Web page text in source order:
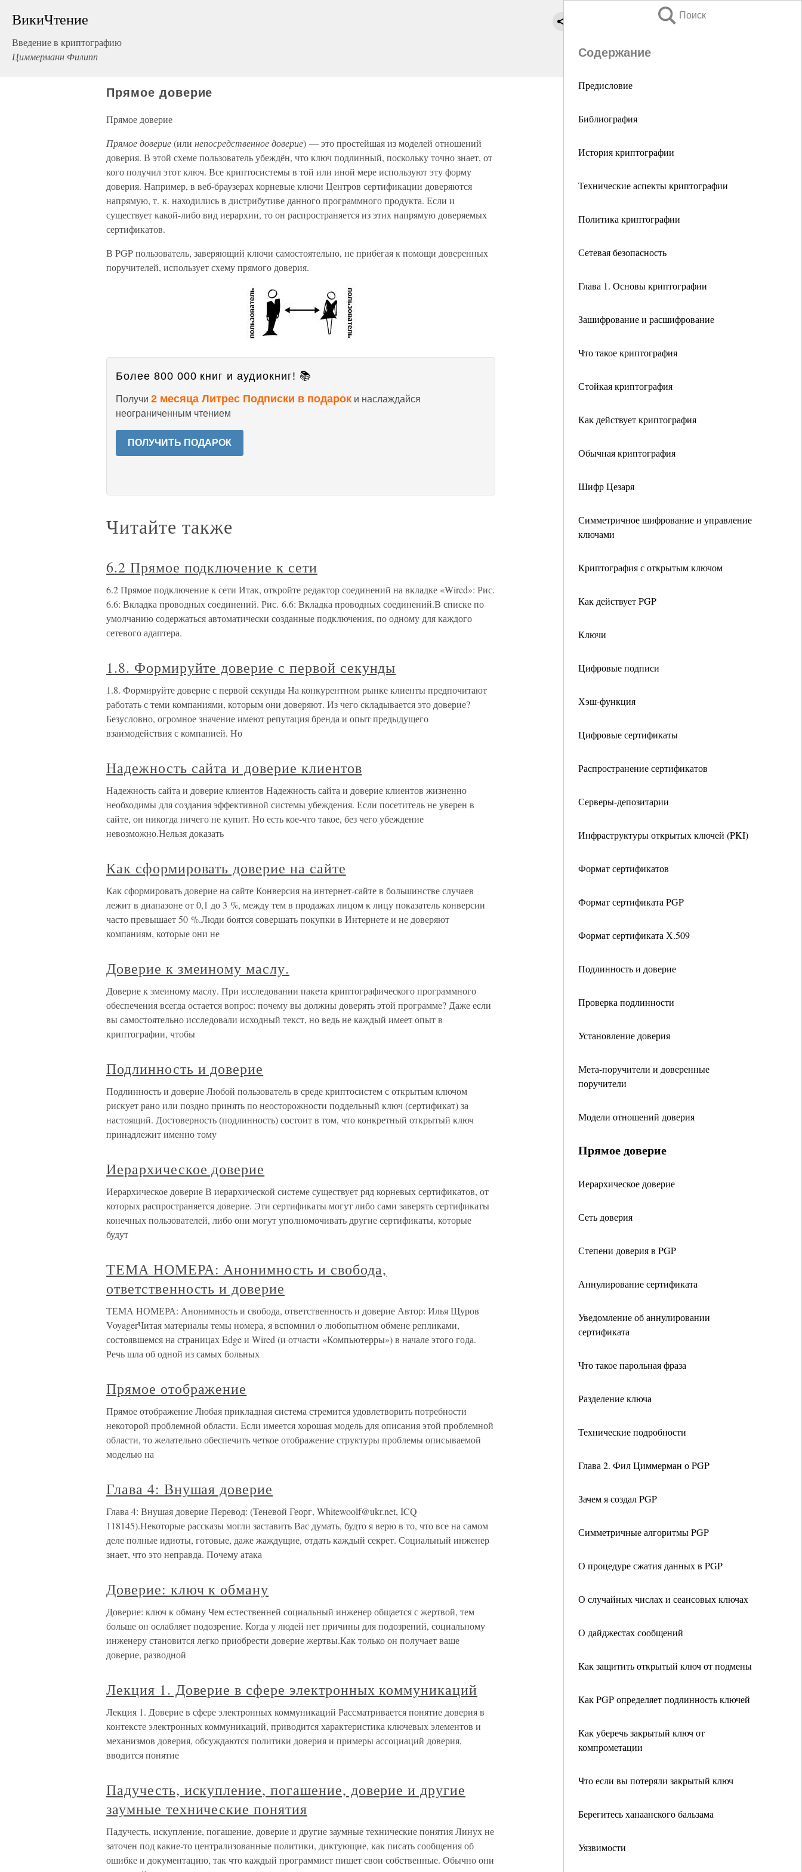
ВикиЧтение
Введение в криптографию
Циммерманн Филипп
Поиск
Содержание
Предисловие
Библиография
История криптографии
Технические аспекты криптографии
Политика криптографии
Сетевая безопасность
Глава 1. Основы криптографии
Зашифрование и расшифрование
Что такое криптография
Стойкая криптография
Как действует криптография
Обычная криптография
Шифр Цезаря
Симметричное шифрование и управление
ключами
Криптография с открытым ключом
Как действует PGP
Ключи
Цифровые подписи
Хэш-функция
Цифровые сертификаты
Распространение сертификатов
Серверы-депозитарии
Инфраструктуры открытых ключей (PKI)
Формат сертификатов
Формат сертификата PGP
Формат сертификата Х.509
Подлинность и доверие
Проверка подлинности
Установление доверия
Мета-поручители и доверенные
поручители
Модели отношений доверия
Прямое доверие
Иерархическое доверие
Сеть доверия
Степени доверия в PGP
Аннулирование сертификата
Уведомление об аннулировании
сертификата
Что такое парольная фраза
Разделение ключа
Технические подробности
Глава 2. Фил Циммерман о PGP
Зачем я создал PGP
Симметричные алгоритмы PGP
О процедуре сжатия данных в PGP
О случайных числах и сеансовых ключах
О дайджестах сообщений
Как защитить открытый ключ от подмены
Как PGP определяет подлинность ключей
Как уберечь закрытый ключ от
компрометации
Что если вы потеряли закрытый ключ
Берегитесь ханаанского бальзама
Уязвимости
Прямое доверие
Прямое доверие
Прямое доверие(или непосредственное доверие) — это простейшая из моделей отношений
доверия. В этой схеме пользователь убеждён, что ключ подлинный, поскольку точно знает, от
кого получил этот ключ. Все криптосистемы в той или иной мере используют эту форму
доверия. Например, в веб-браузерах корневые ключи Центров сертификации доверяются
напрямую, т. к. находились в дистрибутиве данного программного продукта. Если и
существует какой-либо вид иерархии, то он распространяется из этих напрямую доверяемых
сертификатов.
В PGP пользователь, заверяющий ключи самостоятельно, не прибегая к помощи доверенных
поручителей, использует схему прямого доверия.
Более 800 000 книг и аудиокниг! 📚
Получи 2 месяца Литрес Подписки в подарок и наслаждайся
неограниченным чтением
ПОЛУЧИТЬ ПОДАРОК
Читайте также
6.2 Прямое подключение к сети
6.2 Прямое подключение к сети Итак, откройте редактор соединений на вкладке «Wired»: Рис.
6.6: Вкладка проводных соединений. Рис. 6.6: Вкладка проводных соединений.В списке по
умолчанию содержаться автоматически созданные подключения, по одному для каждого
сетевого адаптера.
1.8. Формируйте доверие с первой секунды
1.8. Формируйте доверие с первой секунды На конкурентном рынке клиенты предпочитают
работать с теми компаниями, которым они доверяют. Из чего складывается это доверие?
Безусловно, огромное значение имеют репутация бренда и опыт предыдущего
взаимодействия с компанией. Но
Надежность сайта и доверие клиентов
Надежность сайта и доверие клиентов Надежность сайта и доверие клиентов жизненно
необходимы для создания эффективной системы убеждения. Если посетитель не уверен в
сайте, он никогда ничего не купит. Но есть кое-что такое, без чего убеждение
невозможно.Нельзя доказать
Как сформировать доверие на сайте
Как сформировать доверие на сайте Конверсия на интернет-сайте в большинстве случаев
лежит в диапазоне от 0,1 до 3 %, между тем в продажах лицом к лицу показатель конверсии
часто превышает 50 %.Люди боятся совершать покупки в Интернете и не доверяют
компаниям, которые они не
Доверие к змеиному маслу.
Доверие к змеиному маслу. При исследовании пакета криптографического программного
обеспечения всегда остается вопрос: почему вы должны доверять этой программе? Даже если
вы самостоятельно исследовали исходный текст, но ведь не каждый имеет опыт в
криптографии, чтобы
Подлинность и доверие
Подлинность и доверие Любой пользователь в среде криптосистем с открытым ключом
рискует рано или поздно принять по неосторожности поддельный ключ (сертификат) за
настоящий. Достоверность (подлинность) состоит в том, что конкретный открытый ключ
принадлежит именно тому
Иерархическое доверие
Иерархическое доверие В иерархической системе существует ряд корневых сертификатов, от
которых распространяется доверие. Эти сертификаты могут либо сами заверять сертификаты
конечных пользователей, либо они могут уполномочивать другие сертификаты, которые
будут
ТЕМА НОМЕРА: Анонимность и свобода,
ответственность и доверие
ТЕМА НОМЕРА: Анонимность и свобода, ответственность и доверие Автор: Илья Щуров
VoyagerЧитая материалы темы номера, я вспомнил о любопытном обмене репликами,
состоявшемся на страницах Edge и Wired (и отчасти «Компьютерры») в начале этого года.
Речь шла об одной из самых больных
Прямое отображение
Прямое отображение Любая прикладная система стремится удовлетворить потребности
некоторой проблемной области. Если имеется хорошая модель для описания этой проблемной
области, то желательно обеспечить четкое отображение структуры проблемы описываемой
моделью на
Глава 4: Внушая доверие
Глава 4: Внушая доверие Перевод: (Теневой Георг, Whitewoolf@ukr.net, ICQ
118145).Некоторые рассказы могли заставить Вас думать, будто я верю в то, что все на самом
деле полные идиоты, готовые, даже жаждущие, отдать каждый секрет. Социальный инженер
знает, что это неправда. Почему атака
Доверие: ключ к обману
Доверие: ключ к обману Чем естественней социальный инженер общается с жертвой, тем
больше он ослабляет подозрение. Когда у людей нет причины для подозрений, социальному
инженеру становится легко приобрести доверие жертвы.Как только он получает ваше
доверие, разводной
Лекция 1. Доверие в сфере электронных коммуникаций
Лекция 1. Доверие в сфере электронных коммуникаций Рассматривается понятие доверия в
контексте электронных коммуникаций, приводится характеристика ключевых элементов и
механизмов доверия, обсуждаются политики доверия и примеры ассоциаций доверия,
вводится понятие
Падучесть, искупление, погашение, доверие и другие
заумные технические понятия
Падучесть, искупление, погашение, доверие и другие заумные технические понятия Линух не
заточен под какие-то централизованные политики, диктующие, как писать сообщения об
ошибке и документацию, так что каждый программист пишет свои собственные. Обычно они